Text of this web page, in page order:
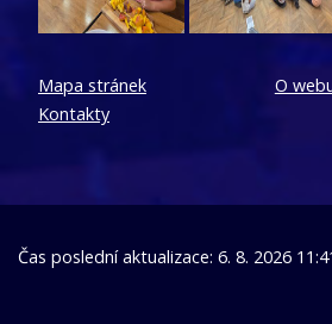
Mapa stránek
Kontakty
O
Čas poslední aktualizace: 6. 8. 2026